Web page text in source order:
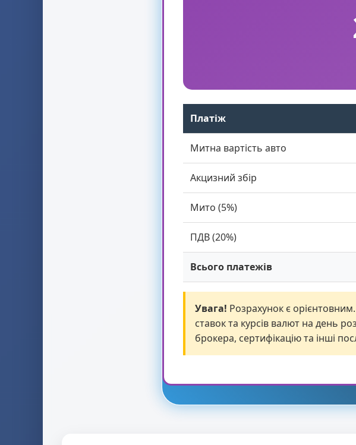
Платіж
Митна вартість авто
Акцизний збір
Мито (5%)
ПДВ (20%)
Всього платежів
Увага! Розрахунок є
ставок та курсів валют на день
брокера, сертифікацію та інші